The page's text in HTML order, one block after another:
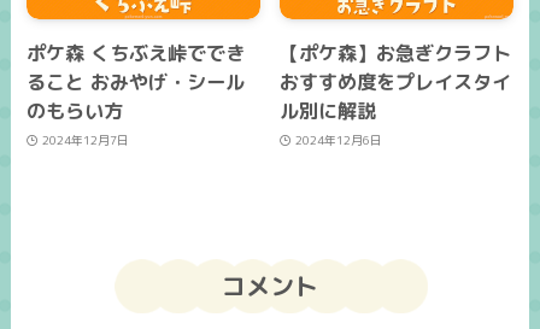
ポケ森 くちぶえ峠ででき
ること おみやげ・シール
のもらい方
2024年12月7日
【ポケ森】お急ぎクラフト
おすすめ度をプレイスタイ
ル別に解説
2024年12月6日
コメント